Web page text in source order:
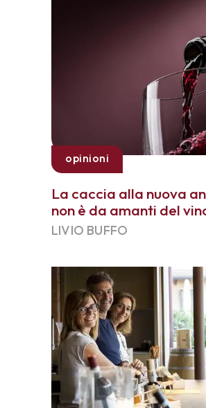
opinioni
La caccia alla nuova
non è da amanti del
LIVIO BUFFO